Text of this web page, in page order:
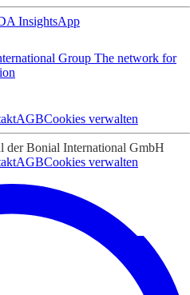
InsightsApp
Group The network for
AGBCookies verwalten
Bonial International GmbH
AGBCookies verwalten